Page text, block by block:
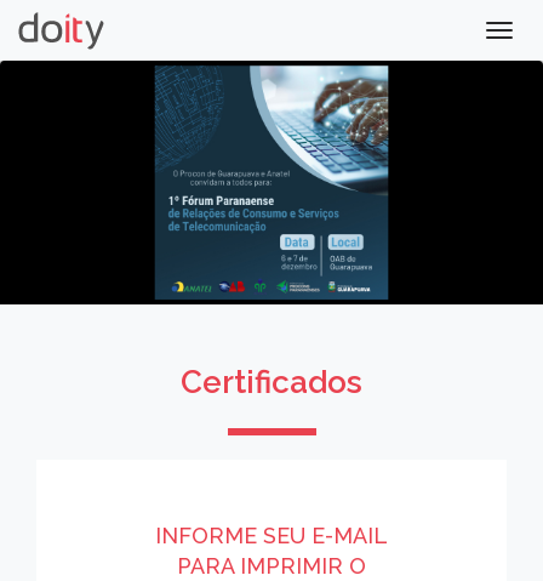
Certificados
INFORME SEU E-MAIL
PARA IMPRIMIR O